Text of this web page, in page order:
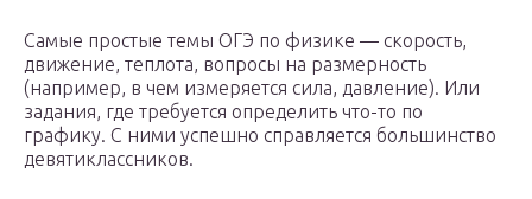
Самые простые темы ОГЭ по физике — скорость,
движение, теплота, вопросы на размерность
(например, в чем измеряется сила, давление). Или
задания, где требуется определить что-то по
графику. С ними успешно справляется большинство
девятиклассников.